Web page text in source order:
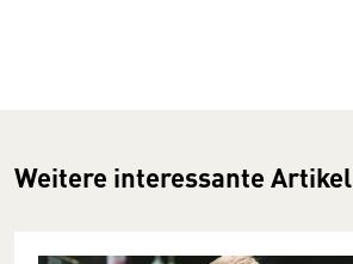
Weitere interessante Artikel